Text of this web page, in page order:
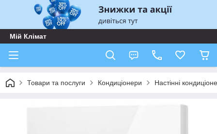
Мій Клімат
Товари та послуги Кондиціонери Настінні